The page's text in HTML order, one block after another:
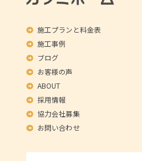
施工プランと料金表
施工事例
ブログ
お客様の声
ABOUT
採用情報
協力会社募集
お問い合わせ